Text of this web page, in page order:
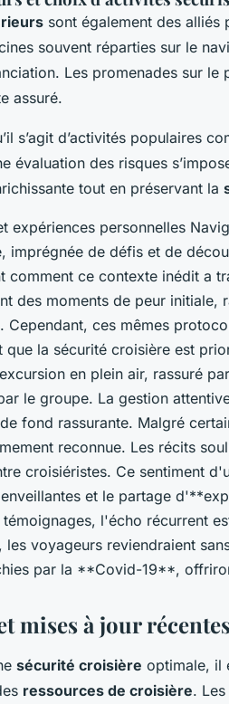
sont également des alliés
souvent réparties sur le
Les promenades sur le
assuré.
s’agit d’activités populaires
évaluation des risques
tout en préservant la
expériences personnelles
imprégnée de défis et de
comment ce contexte inédit a
des moments de peur
Cependant, ces mêmes
la sécurité croisière est
en plein air, rassuré
le groupe. La gestion
fond rassurante. Malgré
reconnue. Les récits
croisiéristes. Ce sentiment
et le partage
l'écho récurrent
voyageurs reviendraient
par la **Covid-19**,
mises à jour
sécurité croisière optimale, il
ressources de croisière.